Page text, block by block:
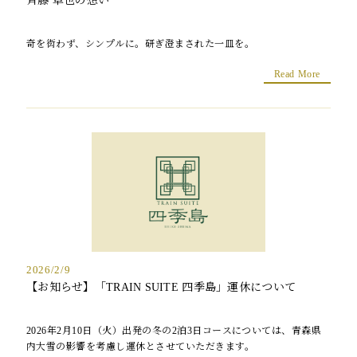
奇を衒わず、シンプルに。研ぎ澄まされた一皿を。
Read More
2026/2/9
【お知らせ】「TRAIN SUITE 四季島」運休について
2026年2月10日（火）出発の冬の2泊3日コースについては、青森県
内大雪の影響を考慮し運休とさせていただきます。